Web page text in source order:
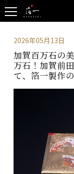
2026年05月13日
加賀百万石の
万石！加賀前
て、箔一製作